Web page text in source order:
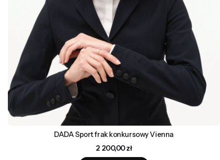
DADA Sport frak konkursowy Vienna
Cena
2 200,00 zł